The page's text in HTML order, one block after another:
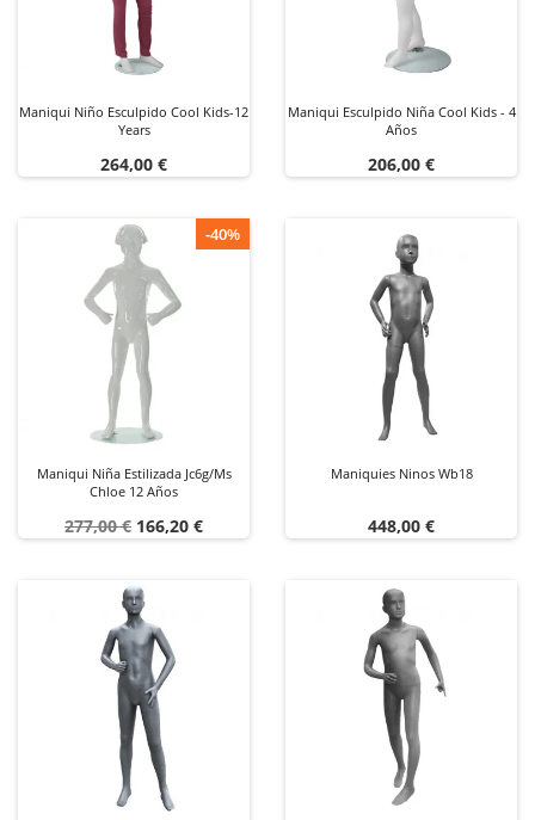
Maniqui Niño Esculpido Cool Kids-12
Years
Precio
264,00 €
Maniqui Esculpido Niña Cool Kids - 4
Años
Precio
206,00 €
-40%
Maniqui Niña Estilizada Jc6g/ms
Chloe 12 Años
Precio
277,00 € Precio
166,20 €
Maniquies Ninos Wb18
Precio
448,00 €